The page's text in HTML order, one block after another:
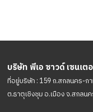
บริษัท พีเอ ซาวด์ เซนเต
ที่อยู่บริษัท : 159 ถ.สกลนคร-ก
ต.ธาตุเชิงชุม อ.เมือง จ.สกลน